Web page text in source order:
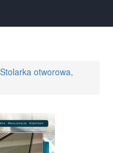
Stolarka otworowa,